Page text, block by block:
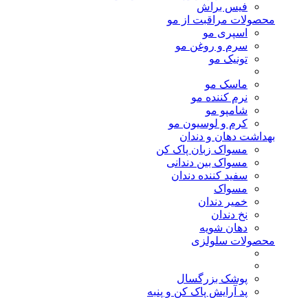
فیس براش
محصولات مراقبت از مو
اسپری مو
سرم و روغن مو
تونیک مو
ماسک مو
نرم کننده مو
شامپو مو
کرم و لوسیون مو
بهداشت دهان و دندان
مسواک زبان پاک کن
مسواک بین دندانی
سفید کننده دندان
مسواک
خمیر دندان
نخ دندان
دهان شویه
محصولات سلولزی
پوشک بزرگسال
پد آرایش پاک کن و پنبه